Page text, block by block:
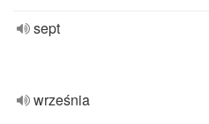
sept
września